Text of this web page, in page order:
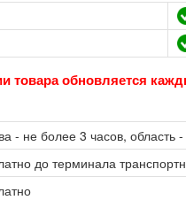
обновляется
- не более 3 часов, область
до терминала